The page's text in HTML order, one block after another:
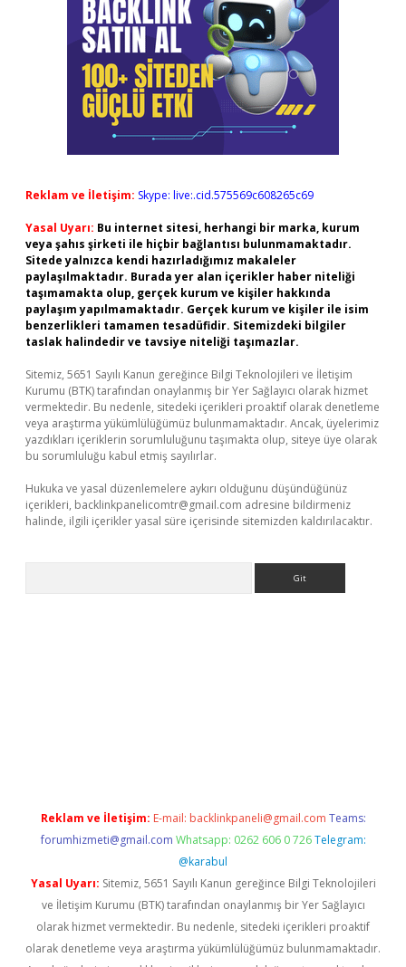
Reklam ve İletişim: Skype: live:.cid.575569c608265c69
Yasal Uyarı: Bu internet sitesi, herhangi bir marka, kurum
veya şahıs şirketi ile hiçbir bağlantısı bulunmamaktadır.
Sitede yalnızca kendi hazırladığımız makaleler
paylaşılmaktadır. Burada yer alan içerikler haber niteliği
taşımamakta olup, gerçek kurum ve kişiler hakkında
paylaşım yapılmamaktadır. Gerçek kurum ve kişiler ile isim
benzerlikleri tamamen tesadüfidir. Sitemizdeki bilgiler
taslak halindedir ve tavsiye niteliği taşımazlar.
Sitemiz, 5651 Sayılı Kanun gereğince Bilgi Teknolojileri ve İletişim
Kurumu (BTK) tarafından onaylanmış bir Yer Sağlayıcı olarak hizmet
vermektedir. Bu nedenle, sitedeki içerikleri proaktif olarak denetleme
veya araştırma yükümlülüğümüz bulunmamaktadır. Ancak, üyelerimiz
yazdıkları içeriklerin sorumluluğunu taşımakta olup, siteye üye olarak
bu sorumluluğu kabul etmiş sayılırlar.
Hukuka ve yasal düzenlemelere aykırı olduğunu düşündüğünüz
içerikleri, backlinkpanelicomtr@gmail.com adresine bildirmeniz
halinde, ilgili içerikler yasal süre içerisinde sitemizden kaldırılacaktır.
Reklam ve İletişim: E-mail: backlinkpaneli@gmail.com Teams:
forumhizmeti@gmail.com Whatsapp: 0262 606 0 726 Telegram:
@karabul
Yasal Uyarı: Sitemiz, 5651 Sayılı Kanun gereğince Bilgi Teknolojileri
ve İletişim Kurumu (BTK) tarafından onaylanmış bir Yer Sağlayıcı
olarak hizmet vermektedir. Bu nedenle, sitedeki içerikleri proaktif
olarak denetleme veya araştırma yükümlülüğümüz bulunmamaktadır.